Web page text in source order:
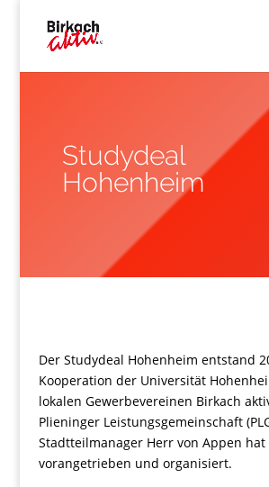
Studydeal
Hohenheim
Der Studydeal Hohenheim entstand
Kooperation der Universität
lokalen Gewerbevereinen Birkach
Plieninger Leistungsgemeinschaft
Stadtteilmanager Herr von Appen hat
vorangetrieben und organisiert.